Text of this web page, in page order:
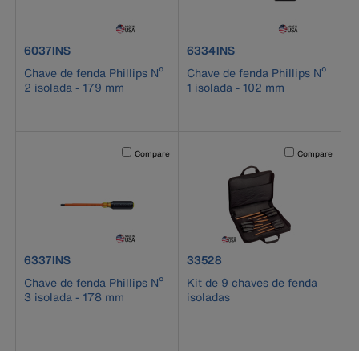
product number 6037INS
6037INS
Chave de fenda Phillips Nº
2 isolada - 179 mm
product number 6334INS
6334INS
Chave de fenda Phillips Nº
1 isolada - 102 mm
Activating this element will cause content on the page to
Compare
product number 6337INS
6337INS
Chave de fenda Phillips Nº
3 isolada - 178 mm
Activating this
Compare
product number 33528
33528
Kit de 9 chaves de fenda
isoladas